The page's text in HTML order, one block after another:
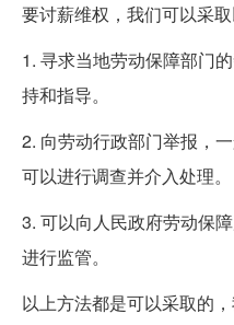
要讨薪维权，我们可以采取
1. 寻求当地劳动保障部门
持和指导。
2. 向劳动行政部门举报，
可以进行调查并介入处理。
3. 可以向人民政府劳动保
进行监管。
以上方法都是可以采取的